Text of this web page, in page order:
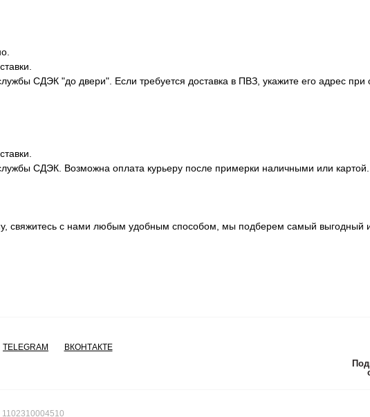
СДЭК "до двери". Если требуется доставка в ПВЗ, укажите его адрес
СДЭК. Возможна оплата курьеру после примерки наличными или
свяжитесь с нами любым удобным способом, мы подберем самый выгодный
ВКОНТАКТЕ
TELEGRAM